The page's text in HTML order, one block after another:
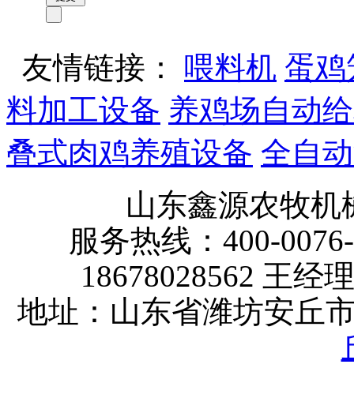
友情链接： 喂料机 蛋鸡
料加工设备 养鸡场自动
叠式肉鸡养殖设备 全自
山东鑫源农牧
服务热线：400-
18678028562 王经
地址：山东省潍坊安丘